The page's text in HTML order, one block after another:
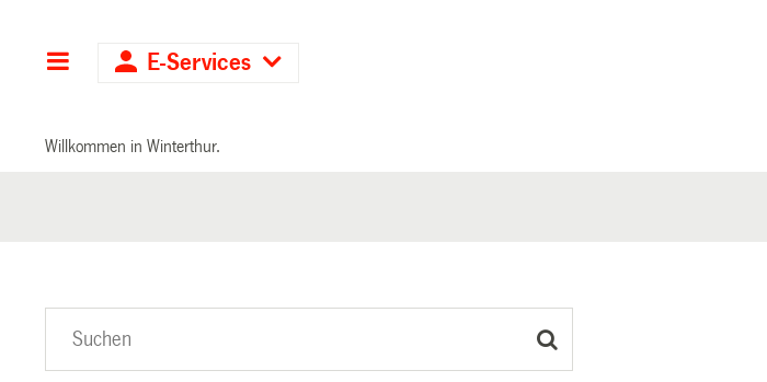
Hauptnavigation
E-Services
Willkommen in Winterthur.